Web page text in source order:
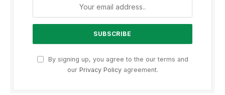
By signing up, you agree to the our terms and
our Privacy Policyagreement.